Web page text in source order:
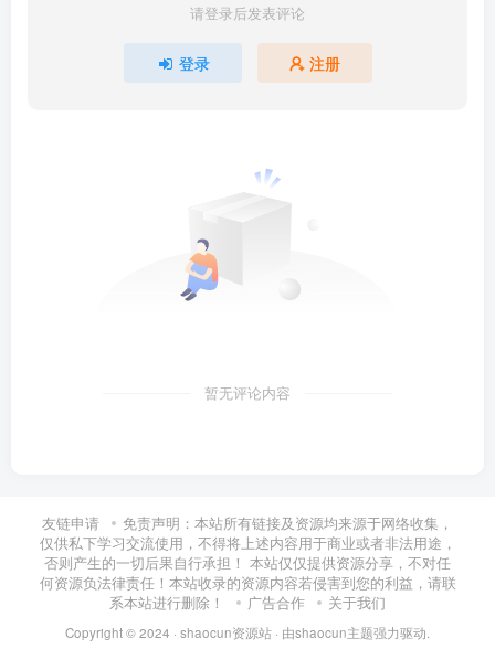
请登录后发表评论
登录 注册
暂无评论内容
友链申请
免责声明：本站所有链接及资源均来源于网络收集，
仅供私下学习交流使用，不得将上述内容用于商业或者非法用途，
否则产生的一切后果自行承担！ 本站仅仅提供资源分享，不对任
何资源负法律责任！本站收录的资源内容若侵害到您的利益，请联
系本站进行删除！
广告合作 关于我们
Copyright © 2024 · shaocun资源站 · 由shaocun主题强力驱动.